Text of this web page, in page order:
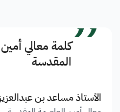
”كلمة معالي
المقدسة
الأستاذ مساعد بن